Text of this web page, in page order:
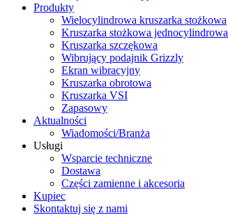
Produkty
Wielocylindrowa kruszarka stożkowa
Kruszarka stożkowa jednocylindrowa
Kruszarka szczękowa
Wibrujący podajnik Grizzly
Ekran wibracyjny
Kruszarka obrotowa
Kruszarka VSI
Zapasowy
Aktualności
Wiadomości/Branża
Usługi
Wsparcie techniczne
Dostawa
Części zamienne i akcesoria
Kupiec
Skontaktuj się z nami